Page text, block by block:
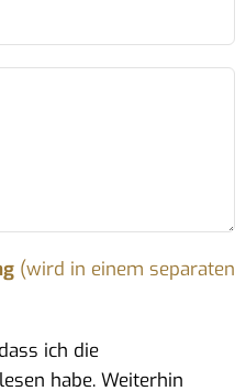
(wird in einem separaten
ich die
habe. Weiterhin